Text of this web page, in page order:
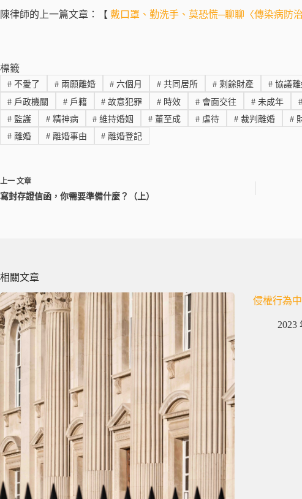
陳律師的上一篇文章：【 戴口罩、勤洗手、莫恐慌─聊聊〈傳染病防治
標籤
#不愛了 #兩願離婚 # 六個月 # 共同居所 # 剩餘財產 #協議離
#戶政機關 #戶籍 # 故意犯罪 # 時效 # 會面交往 #未成年 #
#監護 #精神病 # 維持婚姻 # 董至成 # 虐待 #裁判離婚 #
#離婚 #離婚事由 # 離婚登記
上一 文章
寫封存證信函，你需要準備什麼？（上）
相關文章
侵權行為
2023